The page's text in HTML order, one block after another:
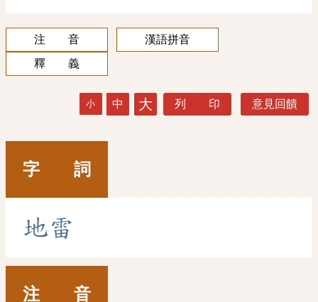
注 音
漢語拼音
釋 義
小 中 大 列 印 意見回饋
字 詞
地雷
注 音